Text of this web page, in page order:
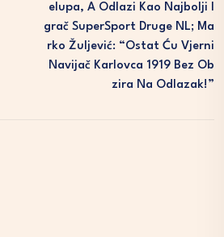
Elupa, A Odlazi Kao Najbolji I
Grač SuperSport Druge NL; Ma
Rko Žuljević: “Ostat Ću Vjerni
Navijač Karlovca 1919 Bez Ob
Zira Na Odlazak!”